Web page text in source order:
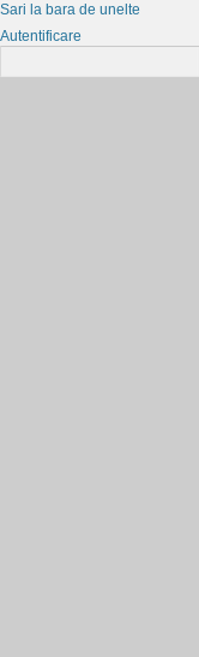
Sari la bara de unelte
Autentificare